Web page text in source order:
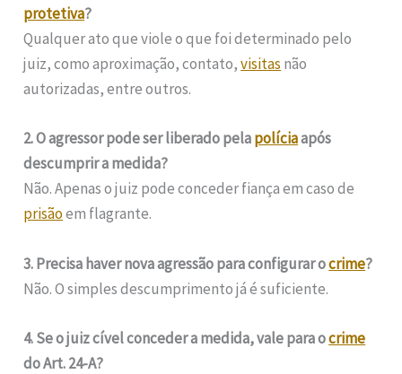
protetiva?
Qualquer ato que viole o que foi determinado pelo
juiz, como aproximação, contato,visitas não
autorizadas, entre outros.
2. O agressor pode ser liberado pelapolíciaapós
descumprir a medida?
Não. Apenas o juiz pode conceder fiança em caso de
prisãoem flagrante.
3. Precisa haver nova agressão para configurar ocrime?
Não. O simples descumprimento já é suficiente.
4. Se o juiz cível conceder a medida, vale para ocrime
do Art. 24-A?